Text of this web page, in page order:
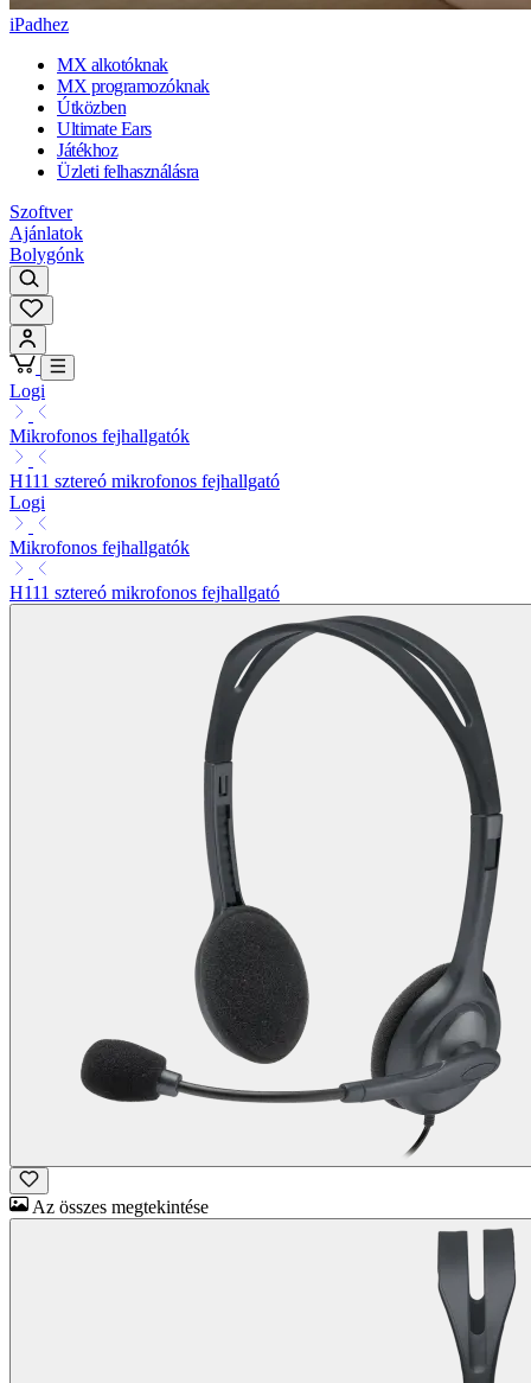
iPadhez
MX alkotóknak
MX programozóknak
Útközben
Ultimate Ears
Játékhoz
Üzleti felhasználásra
Szoftver
Ajánlatok
Bolygónk
Logi
Mikrofonos fejhallgatók
H111 sztereó mikrofonos fejhallgató
Logi
Mikrofonos fejhallgatók
H111 sztereó mikrofonos fejhallgató
Az összes megtekintése